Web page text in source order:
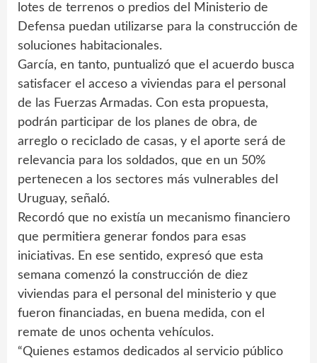
lotes de terrenos o predios del Ministerio de
Defensa puedan utilizarse para la construcción de
soluciones habitacionales.
García, en tanto, puntualizó que el acuerdo busca
satisfacer el acceso a viviendas para el personal
de las Fuerzas Armadas. Con esta propuesta,
podrán participar de los planes de obra, de
arreglo o reciclado de casas, y el aporte será de
relevancia para los soldados, que en un 50%
pertenecen a los sectores más vulnerables del
Uruguay, señaló.
Recordó que no existía un mecanismo financiero
que permitiera generar fondos para esas
iniciativas. En ese sentido, expresó que esta
semana comenzó la construcción de diez
viviendas para el personal del ministerio y que
fueron financiadas, en buena medida, con el
remate de unos ochenta vehículos.
“Quienes estamos dedicados al servicio público